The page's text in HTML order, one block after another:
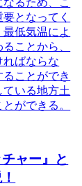
るため、こ
となってく
低気温によ
ことから、
ばならな
ことができ
いる地方土
ができる。
ャー』と